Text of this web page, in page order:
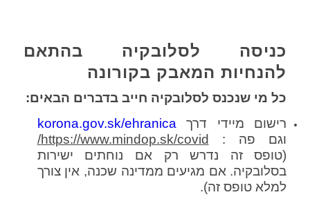
כניסה לסלובקיה בהתאם
להנחיות המאבק בקורונה
כל מי שנכנס לסלובקיה חייב בדברים הבאים:
רישום מיידי דרךkorona.gov.sk/ehranica
וגם פה :
https://www.mindop.sk/covid/
(טופס זה נדרש רק אם נוחתים ישירות
בסלובקיה. אם מגיעים ממדינה שכנה, אין צורך
למלא טופס זה).